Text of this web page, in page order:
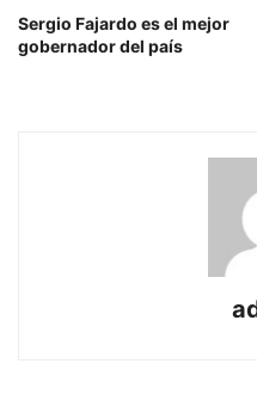
Sergio Fajardo es el mejor
gobernador del país